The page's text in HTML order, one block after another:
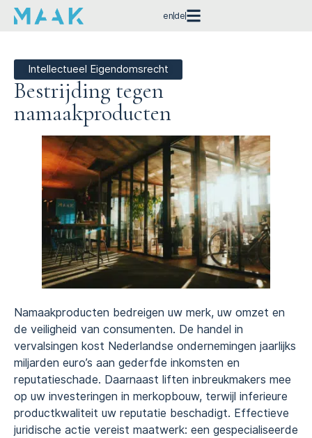
en de
Intellectueel Eigendomsrecht
Bestrijding tegen
namaakproducten
Namaakproducten bedreigen uw merk, uw omzet en
de veiligheid van consumenten. De handel in
vervalsingen kost Nederlandse ondernemingen jaarlijks
miljarden euro’s aan gederfde inkomsten en
reputatieschade. Daarnaast liften inbreukmakers mee
op uw investeringen in merkopbouw, terwijl inferieure
productkwaliteit uw reputatie beschadigt. Effectieve
juridische actie vereist maatwerk: een gespecialiseerde